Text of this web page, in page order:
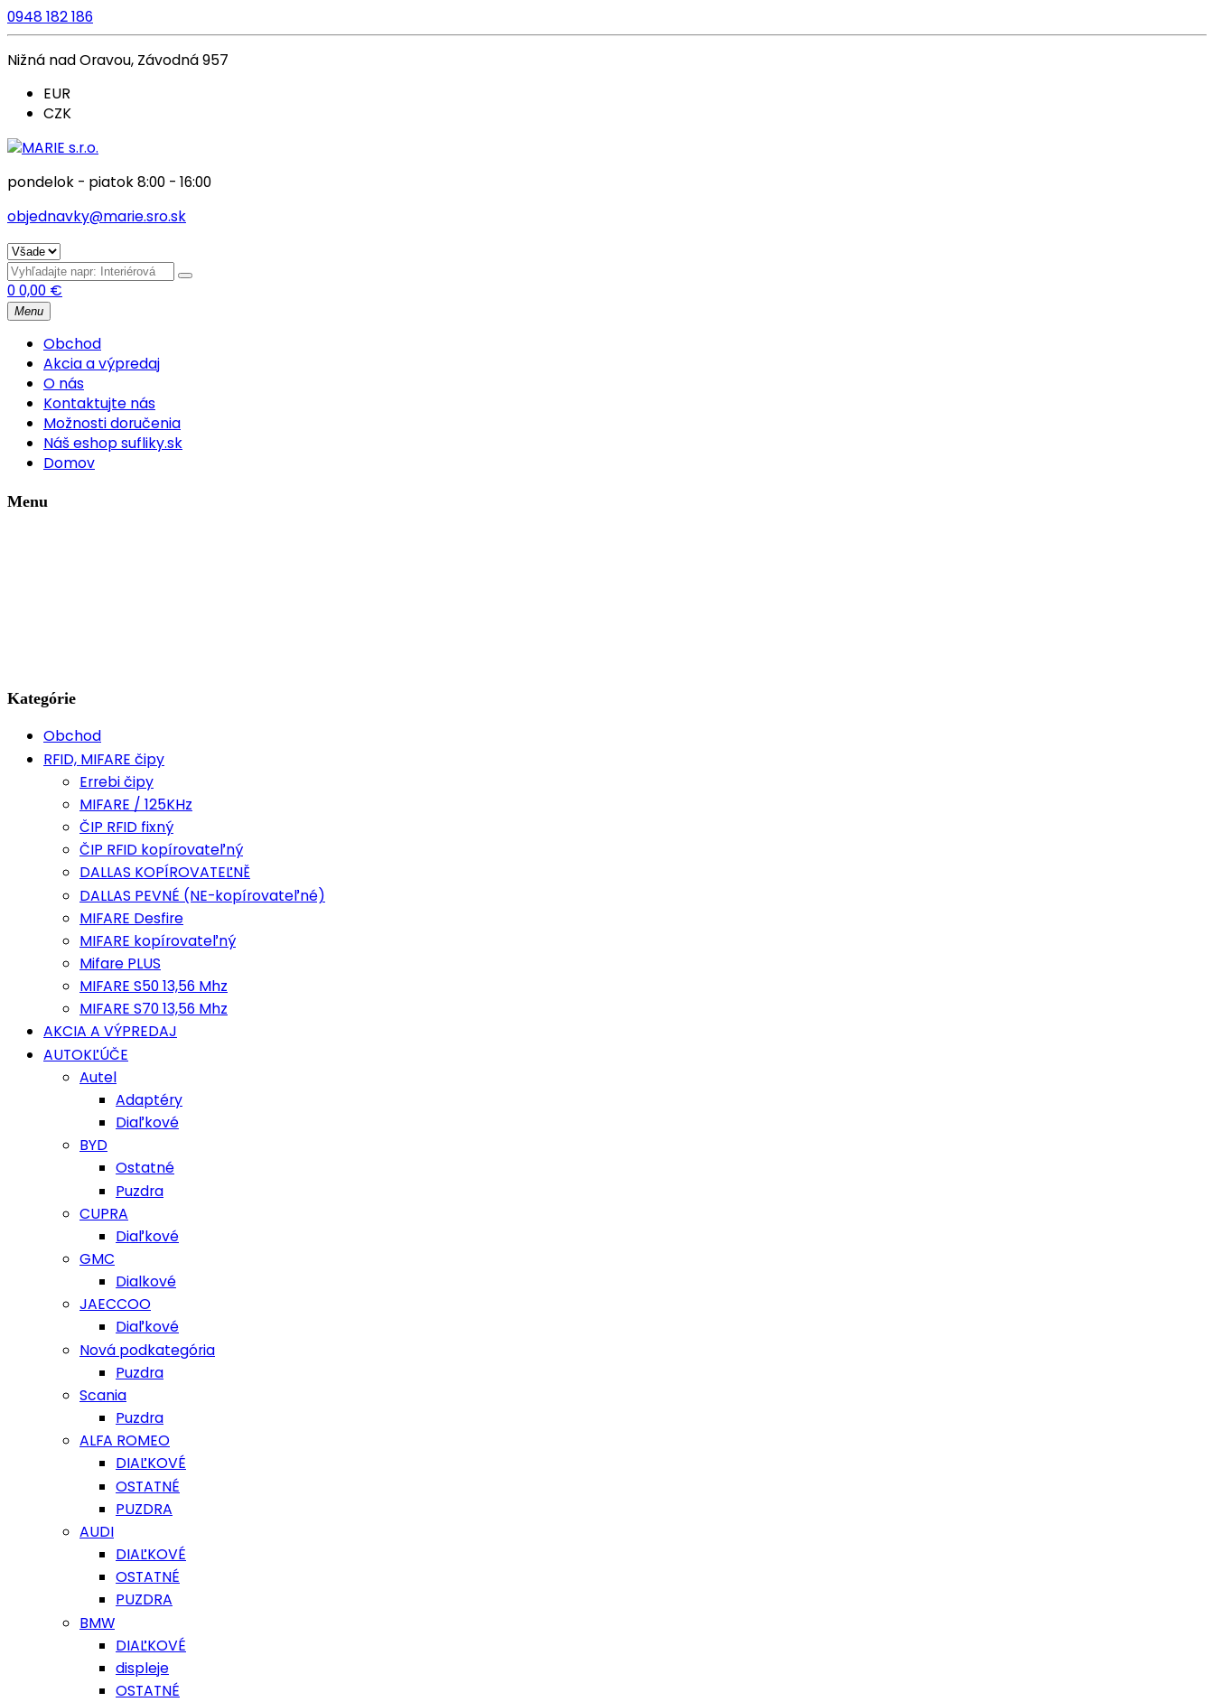
0948 182 186
Nižná nad Oravou, Závodná 957
EUR
CZK
pondelok - piatok 8:00 - 16:00
objednavky@marie.sro.sk
00,00 €
Menu
Obchod
Akcia a výpredaj
O nás
Kontaktujte nás
Možnosti doručenia
Náš eshop sufliky.sk
Domov
Menu
Kategórie
Obchod
RFID, MIFARE čipy
Errebi čipy
MIFARE / 125KHz
ČIP RFID fixný
ČIP RFID kopírovateľný
DALLAS KOPÍROVATEĽNĚ
DALLAS PEVNÉ (NE-kopírovateľné)
MIFARE Desfire
MIFARE kopírovateľný
Mifare PLUS
MIFARE S50 13,56 Mhz
MIFARE S70 13,56 Mhz
AKCIA A VÝPREDAJ
AUTOKĽÚČE
Autel
Adaptéry
Diaľkové
BYD
Ostatné
Puzdra
CUPRA
Diaľkové
GMC
Dialkové
JAECCOO
Diaľkové
Nová podkategória
Puzdra
Scania
Puzdra
ALFA ROMEO
DIAĽKOVÉ
OSTATNÉ
PUZDRA
AUDI
DIAĽKOVÉ
OSTATNÉ
PUZDRA
BMW
DIAĽKOVÉ
displeje
OSTATNÉ